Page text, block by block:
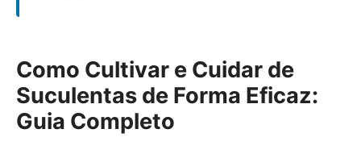
Como Cultivar e Cuidar de
Suculentas de Forma Eficaz:
Guia Completo